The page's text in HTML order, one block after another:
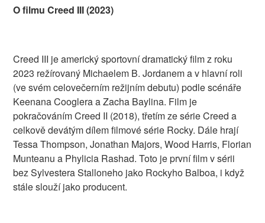
O filmu Creed III (2023)
Creed III je americký sportovní dramatický film z roku
2023 režírovaný Michaelem B. Jordanem a v hlavní roli
(ve svém celovečerním režijním debutu) podle scénáře
Keenana Cooglera a Zacha Baylina. Film je
pokračováním Creed II (2018), třetím ze série Creed a
celkově devátým dílem filmové série Rocky. Dále hrají
Tessa Thompson, Jonathan Majors, Wood Harris, Florian
Munteanu a Phylicia Rashad. Toto je první film v sérii
bez Sylvestera Stalloneho jako Rockyho Balboa, i když
stále slouží jako producent.